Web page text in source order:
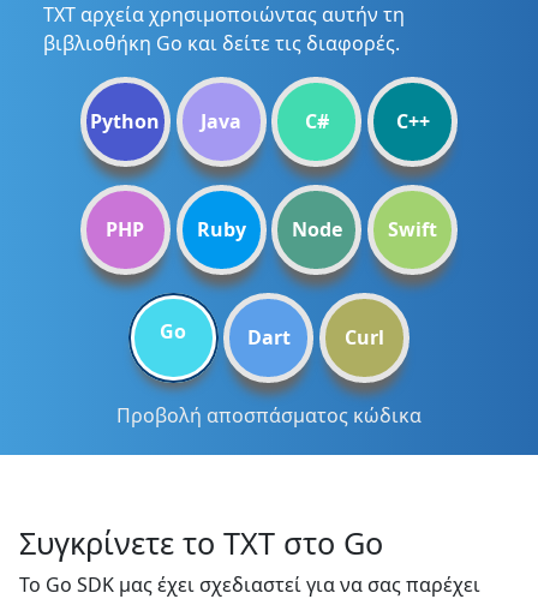
TXT αρχεία χρησιμοποιώντας αυτήν τη
βιβλιοθήκη Go και δείτε τις διαφορές.
Python Java C# C++
PHP Ruby Node Swift
Go Dart Curl
Προβολή αποσπάσματος κώδικα
Συγκρίνετε το TXT στο Go
Το Go SDK μας έχει σχεδιαστεί για να σας παρέχει